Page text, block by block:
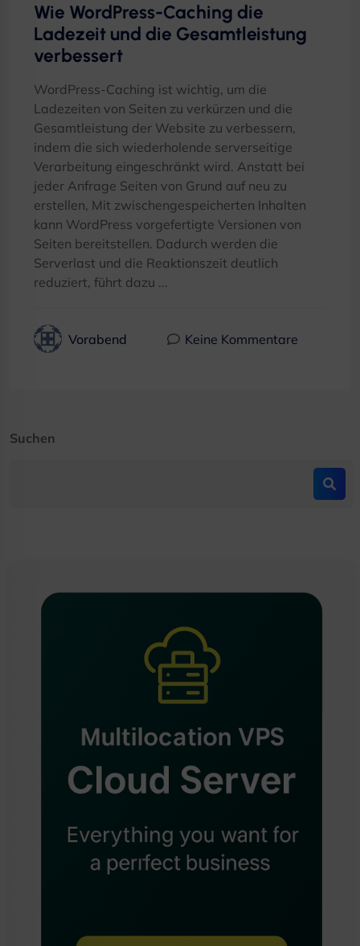
Wie WordPress-Caching die
Ladezeit und die Gesamtleistung
verbessert
WordPress-Caching ist wichtig, um die
Ladezeiten von Seiten zu verkürzen und die
Gesamtleistung der Website zu verbessern,
indem die sich wiederholende serverseitige
Verarbeitung eingeschränkt wird. Anstatt bei
jeder Anfrage Seiten von Grund auf neu zu
erstellen, Mit zwischengespeicherten Inhalten
kann WordPress vorgefertigte Versionen von
Seiten bereitstellen. Dadurch werden die
Serverlast und die Reaktionszeit deutlich
reduziert, führt dazu ...
Vorabend Keine Kommentare
Suchen